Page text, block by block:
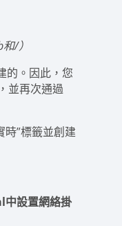
/）
的。因此，您
並再次通過
時”標籤並創建
中設置網絡掛